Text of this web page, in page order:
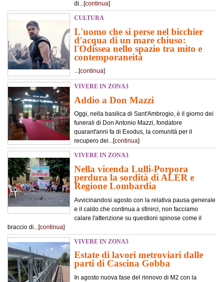
di...[continua]
CULTURA
L'uomo che si perse nel bicchier
d'acqua di un mare chiuso:
l'Odissea nello spazio tra mito e
contemporaneità
...[continua]
VIVERE IN ZONA3
Addio a Don Mazzi
Oggi, nella basilica di Sant'Ambrogio, è il giorno dei
funerali di Don Antonio Mazzi, fondatore
quarant'anni fa di Exodus, la comunità per il
recupero dei...[continua]
VIVERE IN ZONA3
Nella vicenda Lulli-Porpora
perdura la sordità di ALER e
Regione Lombardia
Avvicinandosi agosto con la relativa pausa generale
e il caldo che continua a sfinirci, non facciamo
calare l'attenzione su questioni spinose come il
braccio di...[continua]
VIVERE IN ZONA3
Estate di lavori metroviari dalle
parti di Cascina Gobba
In agosto nuova fase del rinnovo di M2 con la